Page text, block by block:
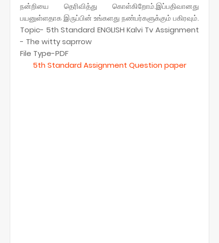
நன்றியை தெரிவித்து கொள்கிறோம்.இப்பதிவானது
பயனுள்ளதாக இருப்பின் உங்களது நண்பர்களுக்கும் பகிரவும்.
Topic- 5th Standard ENGLISH Kalvi Tv Assignment
- The witty saprrow
File Type-PDF
5th Standard Assignment Question paper